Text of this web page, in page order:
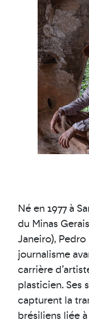
Né en 1977 à
du Minas
Janeiro),
journalisme
carrière
plasticien. Ses
capturent la
brésiliens liée